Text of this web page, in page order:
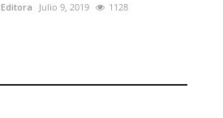
Editora Julio 9, 2019 1128